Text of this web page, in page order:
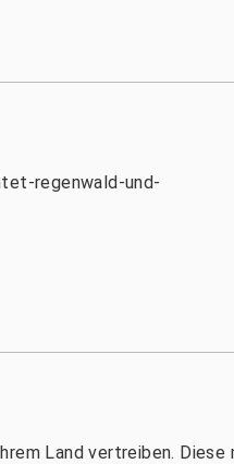
regenwald-und-
Land vertreiben. Diese